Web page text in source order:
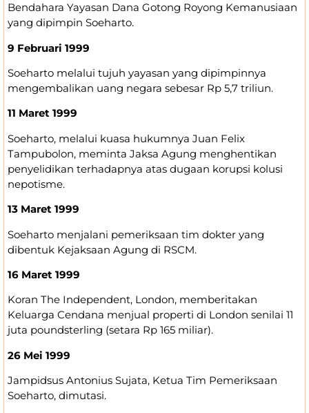
Bendahara Yayasan Dana Gotong Royong Kemanusiaan
yang dipimpin Soeharto.
9 Februari 1999
Soeharto melalui tujuh yayasan yang dipimpinnya
mengembalikan uang negara sebesar Rp 5,7 triliun.
11 Maret 1999
Soeharto, melalui kuasa hukumnya Juan Felix
Tampubolon, meminta Jaksa Agung menghentikan
penyelidikan terhadapnya atas dugaan korupsi kolusi
nepotisme.
13 Maret 1999
Soeharto menjalani pemeriksaan tim dokter yang
dibentuk Kejaksaan Agung di RSCM.
16 Maret 1999
Koran The Independent, London, memberitakan
Keluarga Cendana menjual properti di London senilai 11
juta poundsterling (setara Rp 165 miliar).
26 Mei 1999
Jampidsus Antonius Sujata, Ketua Tim Pemeriksaan
Soeharto, dimutasi.